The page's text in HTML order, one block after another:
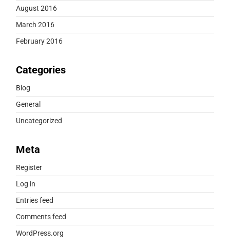
August 2016
March 2016
February 2016
Categories
Blog
General
Uncategorized
Meta
Register
Log in
Entries feed
Comments feed
WordPress.org